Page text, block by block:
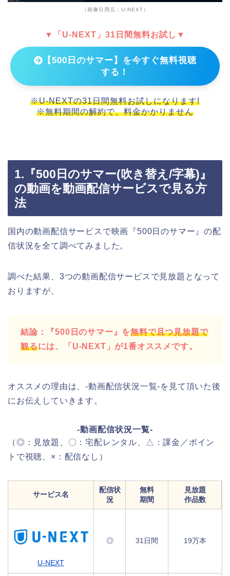
（画像引用元：U-NEXT）
▼「U-NEXT」31日間無料お試し▼
【500日のサマー】を今すぐ無料視聴
する！
※U-NEXTの31日間無料お試しになります!
※無料期間の解約で、料金かかりません
1.『500日のサマー(吹き替え/字幕)』
の動画を動画配信サービスで見る方
法
国内の動画配信サービスで映画『500日のサマー』の配
信状況を全て調べてみました。
調べた結果、3つの動画配信サービスで見放題となって
おりますが、
結論：『500日のサマー』を無料で且つ見放題で
観るには、「U-NEXT」が1番オススメです。
オススメの理由は、-動画配信状況一覧-を見て頂いた後
にお伝えしていきます。
-動画配信状況一覧-
（◎：見放題、〇：宅配レンタル、△：課金／ポイン
トで視聴、×：配信なし）
サービス名
配信状
況
無料
期間
見放題
作品数
U-NEXT
◎ 31日間 19万本